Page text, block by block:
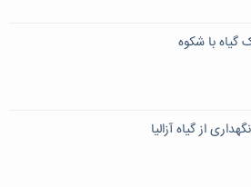
گیاه با شکوه
از گیاه آزالیا